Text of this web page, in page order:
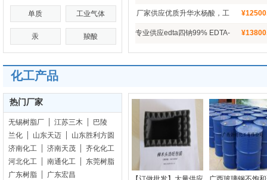
单质 工业气体
汞 羧酸
厂家供应优质升华水杨酸，工
¥
专业供应edta四钠99% EDTA-
家
¥
化工产品
热门厂家
无锡树脂厂 江苏三木
巴陵
兰化
山东天迈
山东胜利方圆
济南化工
济南天茂
齐化化工
河北化工
南通化工
东莞树脂
广东树脂
广东宏昌